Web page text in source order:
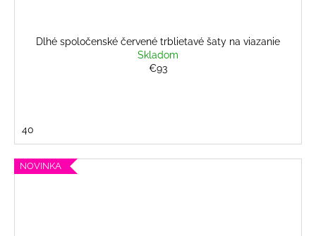
Dlhé spoločenské červené trblietavé šaty na viazanie
Skladom
€93
40
NOVINKA